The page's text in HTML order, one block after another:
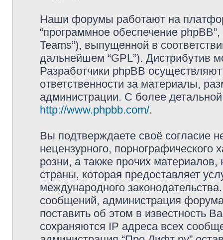
Наши форумы работают на
“программное обеспечение
Teams”), выпущенной в
дальнейшем “GPL”). Дистрибутив
Разработчики phpBB
ответственности за материалы,
администрации. С более
http://www.phpbb.com/.
Вы подтверждаете своё согласие
нецензурного, порнографического
розни, а также прочих
страны, которая предоставляет
международного
сообщений, администрация
поставить об этом в известность
сохраняются IP адреса всех